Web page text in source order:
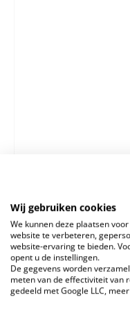
Wij gebruiken cookies
We kunnen deze plaatsen
website te verbeteren,
website-ervaring te bieden.
opent u de instellingen.
De gegevens worden
meten van de effectiviteit van
gedeeld met Google LLC,